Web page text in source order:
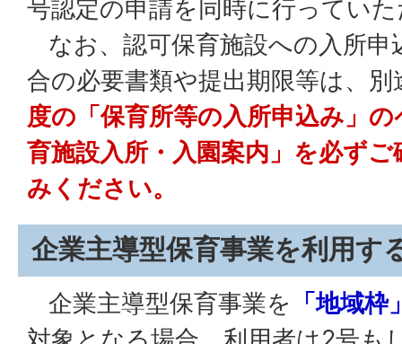
号認定の申請を同時に行ってい
なお、認可保育施設への入所申
合の必要書類や提出期限等は、別
度の「保育所等の入所申込み」
育施設入所・入園案内」を必ず
みください。
企業主導型保育事業を利用す
企業主導型保育事業を 「地域枠